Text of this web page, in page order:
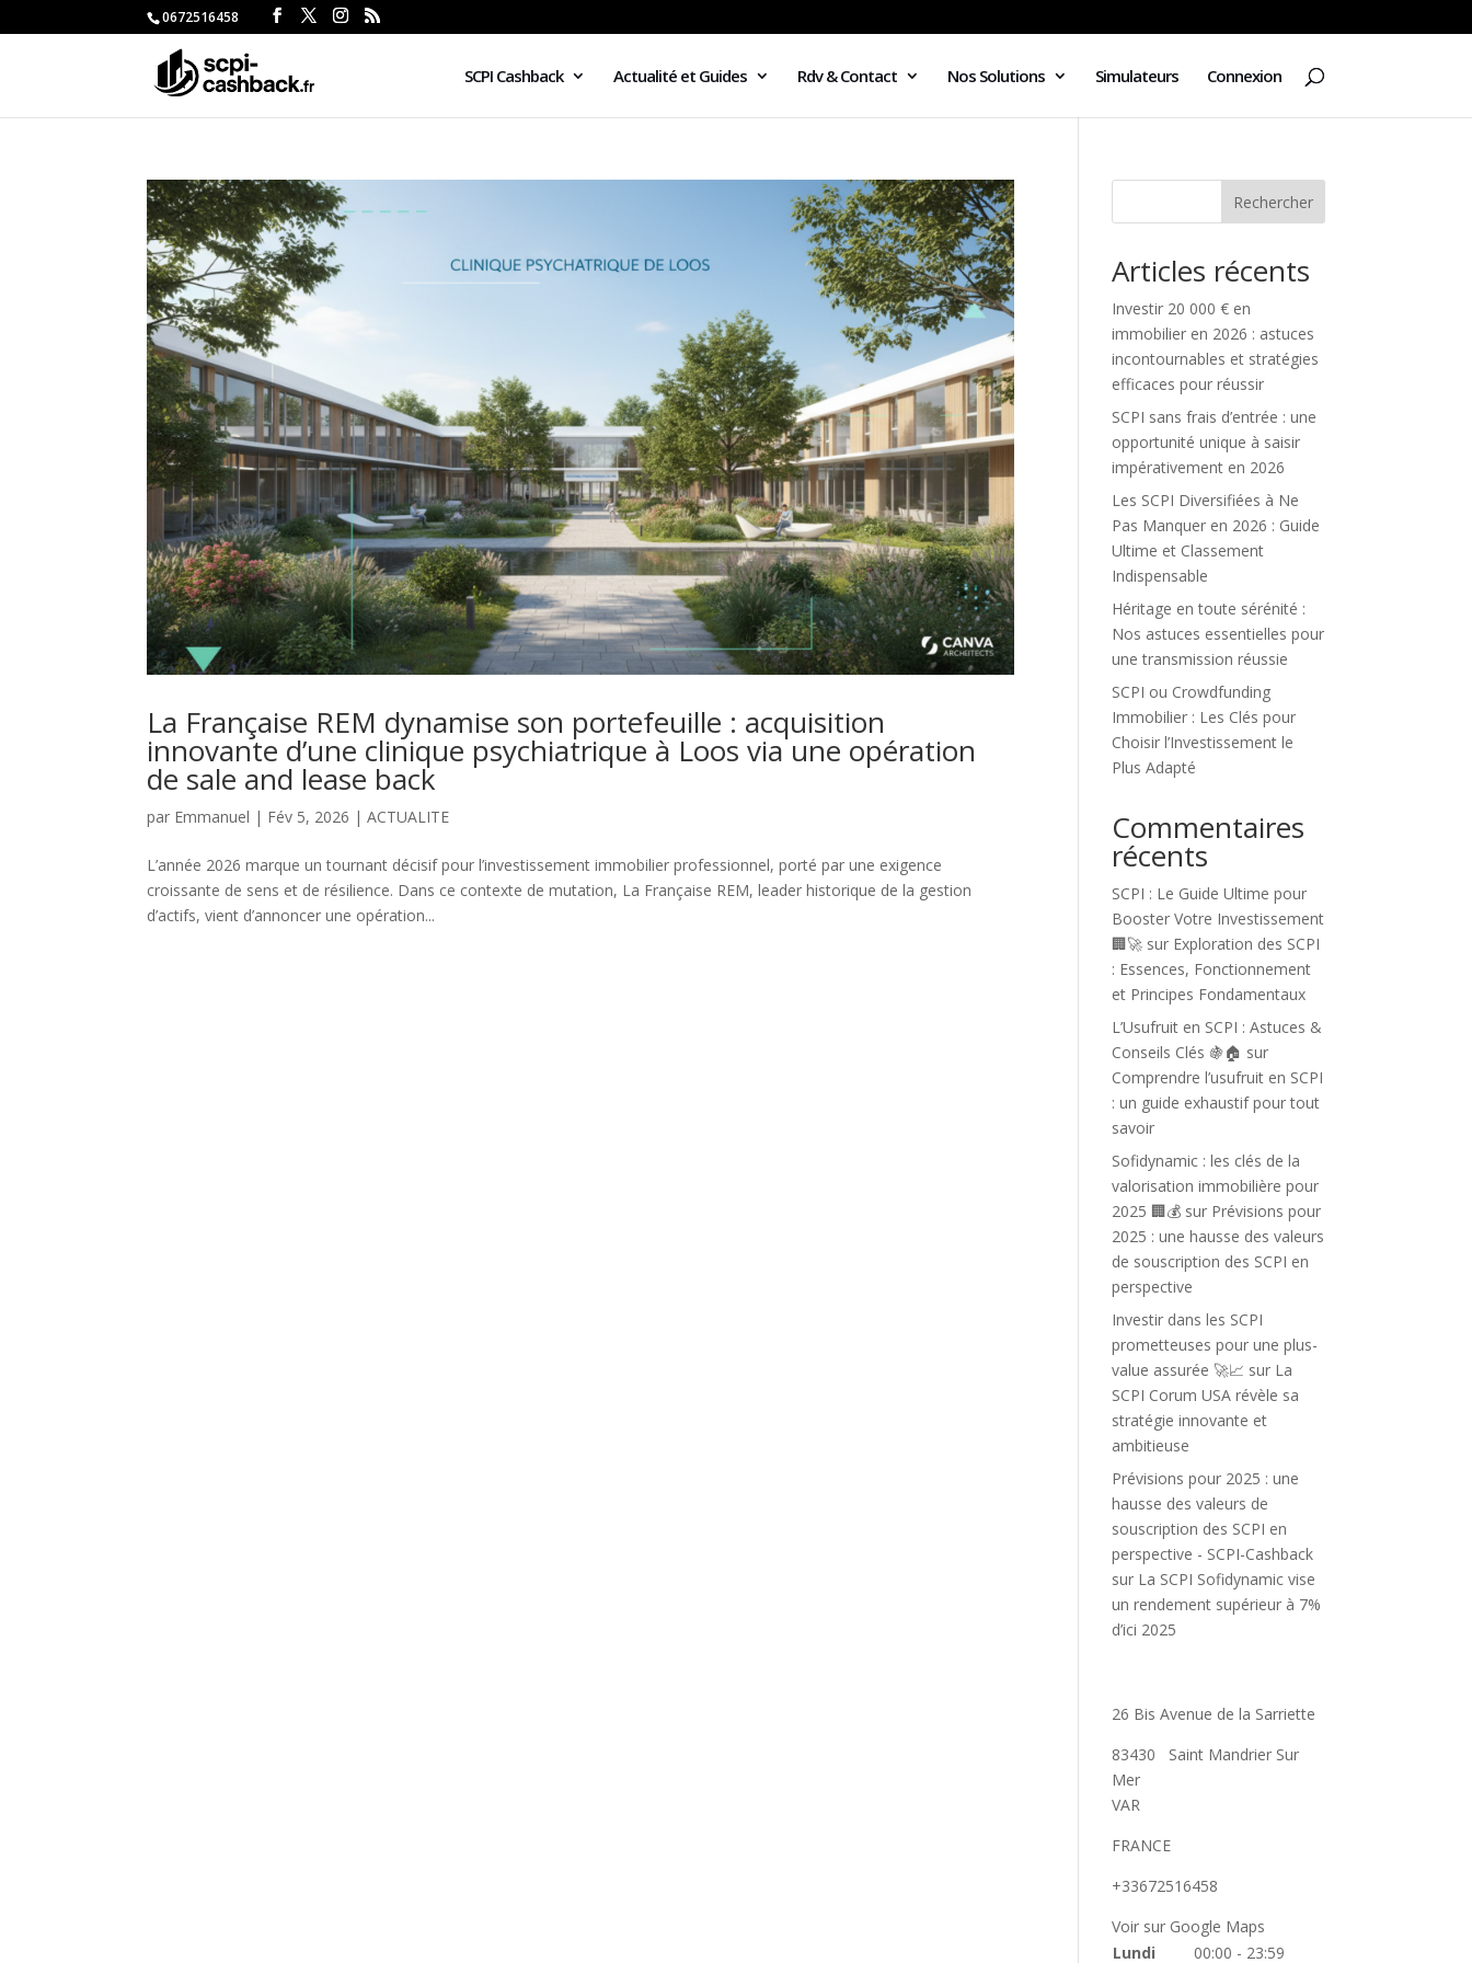
0672516458
SCPI Cashback Actualité et Guides Rdv & Contact Nos Solutions Simulateurs Connexion
La Française REM dynamise son portefeuille : acquisition
innovante d’une clinique psychiatrique à Loos via une opération
de sale and lease back
par Emmanuel | Fév 5, 2026 |ACTUALITE
L’année 2026 marque un tournant décisif pour l’investissement immobilier professionnel, porté par une exigence
croissante de sens et de résilience. Dans ce contexte de mutation, La Française REM, leader historique de la gestion
d’actifs, vient d’annoncer une opération...
Rechercher
Articles récents
Investir 20 000 € en
immobilier en 2026 : astuces
incontournables et stratégies
efficaces pour réussir
SCPI sans frais d’entrée : une
opportunité unique à saisir
impérativement en 2026
Les SCPI Diversifiées à Ne
Pas Manquer en 2026 : Guide
Ultime et Classement
Indispensable
Héritage en toute sérénité :
Nos astuces essentielles pour
une transmission réussie
SCPI ou Crowdfunding
Immobilier : Les Clés pour
Choisir l’Investissement le
Plus Adapté
Commentaires
récents
SCPI : Le Guide Ultime pour
Booster Votre Investissement
🏢🚀 sur Exploration des SCPI
: Essences, Fonctionnement
et Principes Fondamentaux
L’Usufruit en SCPI : Astuces &
Conseils Clés 🍇🏠 sur
Comprendre l’usufruit en SCPI
: un guide exhaustif pour tout
savoir
Sofidynamic : les clés de la
valorisation immobilière pour
2025 🏢💰 sur Prévisions pour
2025 : une hausse des valeurs
de souscription des SCPI en
perspective
Investir dans les SCPI
prometteuses pour une plus-
value assurée 🚀📈 sur La
SCPI Corum USA révèle sa
stratégie innovante et
ambitieuse
Prévisions pour 2025 : une
hausse des valeurs de
souscription des SCPI en
perspective - SCPI-Cashback
sur La SCPI Sofidynamic vise
un rendement supérieur à 7%
d’ici 2025
26 Bis Avenue de la Sarriette
83430
Saint Mandrier Sur
Mer
VAR
FRANCE
+33672516458
Voir sur Google Maps
Lundi
00:00 - 23:59